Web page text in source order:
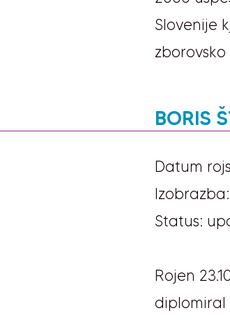
Slovenije
BORIS
Datum
Status:
Rojen
diplomiral